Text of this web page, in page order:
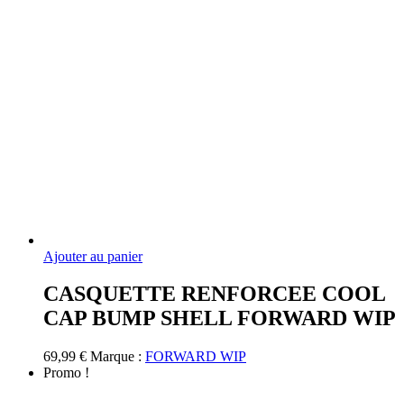
Ajouter au panier
CASQUETTE RENFORCEE COOL
CAP BUMP SHELL FORWARD WIP
69,99 € Marque : FORWARD WIP
Promo !